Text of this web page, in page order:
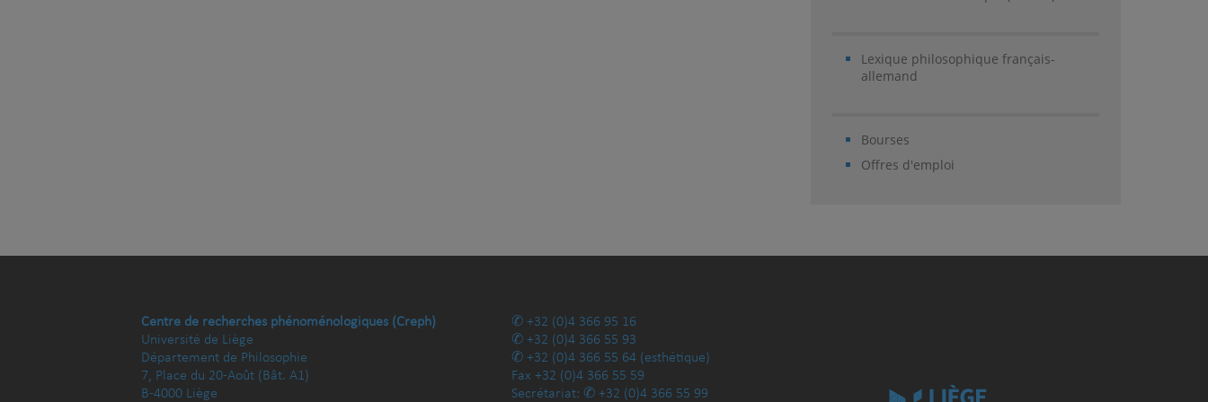
Lexique philosophique français-
allemand
Bourses
Offres d'emploi
Centre de recherches phénoménologiques (Creph)
Université de Liège
Département de Philosophie
7, Place du 20-Août (Bât. A1)
B-4000 Liège
+32 (0)4 366 95 16
+32 (0)4 366 55 93
+32 (0)4 366 55 64 (esthétique)
Fax +32 (0)4 366 55 59
Secrétariat:
+32 (0)4 366 55 99